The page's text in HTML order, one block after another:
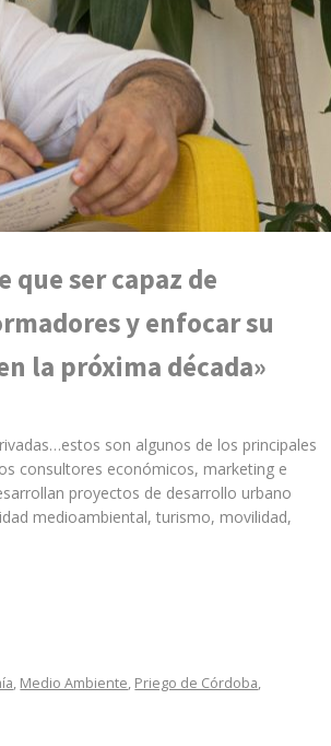
que ser capaz de
y enfocar su
la próxima década»
son algunos de los principales
consultores económicos, marketing e
proyectos de desarrollo urbano
medioambiental, turismo, movilidad,
, Medio Ambiente, Priego de Córdoba,